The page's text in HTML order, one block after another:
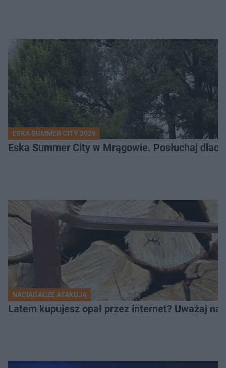
ESKA SUMMER CITY 2026
Eska Summer City w Mrągowie. Posłuchaj
NACIĄGACZE ATAKUJĄ
Latem kupujesz opał przez internet? Uważaj na